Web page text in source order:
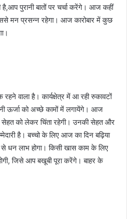
पुरानी बातों पर चर्चा करेंगे। आज कहीं
मन प्रसन्न रहेगा। आज कारोबार में कुछ
वाला है। कार्यक्षेत्र में आ रही रुकावटों
ऊर्जा को अच्छे कामों में लगायेंगे। आज
सेहत को लेकर चिंता रहेगी। उनकी सेहत और
है। बच्चो के लिए आज का दिन बढ़िया
धन लाभ होगा। किसी खास काम के लिए
जिसे आप बखूबी पूरा करेंगे। बाहर के